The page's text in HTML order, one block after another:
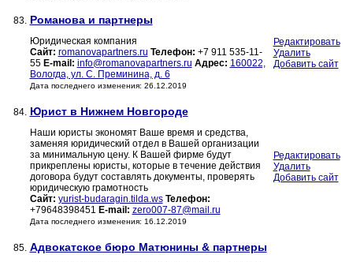
83. Романова и партнеры
Юридическая компания
Сайт: romanovapartners.ru Телефон: +7 911 535-11-
55 E-mail: info@romanovapartners.ru Адрес: 160022,
Вологда, ул. С. Преминина, д. 6
Дата последнего изменения: 26.12.2019
Редактировать
Удалить
Добавить сайт
84. Юрист в Нижнем Новгороде
Наши юристы экономят Ваше время и средства,
заменяя юридический отдел в Вашей организации
за минимальную цену. К Вашей фирме будут
прикреплены юристы, которые в течение действия
договора будут составлять документы, проверять
юридическую грамотность
Сайт: yurist-budaragin.tilda.ws Телефон:
+79648398451 E-mail: zero007-87@mail.ru
Дата последнего изменения: 16.12.2019
Редактировать
Удалить
Добавить сайт
85. Адвокатское бюро Матюнины & партнеры